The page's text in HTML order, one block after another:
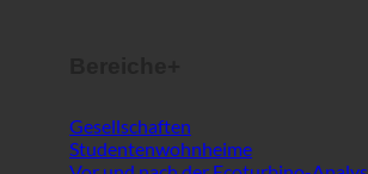
Gesellschaften
Studentenwohnheime
Vor und nach der Ecoturbino-Analyse